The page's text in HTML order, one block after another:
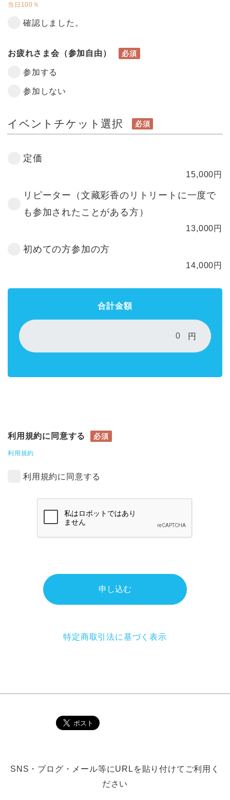
当日100％
確認しました。
お疲れさま会（参加自由） 必須
参加する
参加しない
イベントチケット選択 必須
定価
15,000円
リピーター（文藏彩香のリトリートに一度で
も参加されたことがある方）
13,000円
初めての方参加の方
14,000円
合計金額
円
利用規約に同意する 必須
利用規約
利用規約に同意する
申し込む
特定商取引法に基づく表示
SNS・ブログ・メール等にURLを貼り付けてご利用く
ださい